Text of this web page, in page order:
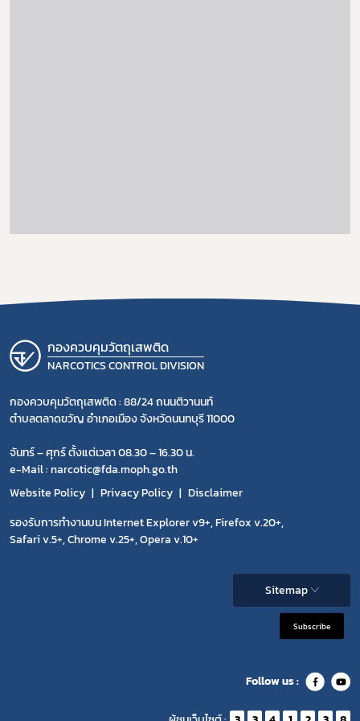
กองควบคุมวัตถุเสพติด
NARCOTICS CONTROL DIVISION
กองควบคุมวัตถุเสพติด : 88/24 ถนนติวานนท์
ตำบลตลาดขวัญ อำเภอเมือง จังหวัดนนทบุรี 11000
จันทร์ – ศุกร์ ตั้งแต่เวลา 08.30 – 16.30 น.
e-Mail : narcotic@fda.moph.go.th
Website Policy
Privacy Policy
Disclaimer
รองรับการทำงานบน Internet Explorer v9+, Firefox v.20+,
Safari v.5+, Chrome v.25+, Opera v.10+
Sitemap
Subscribe
Follow us :